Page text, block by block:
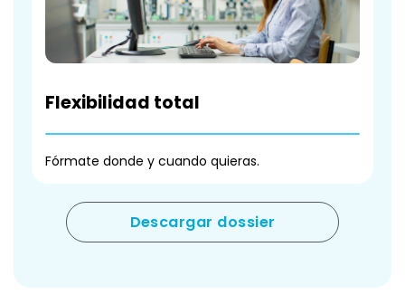
Flexibilidad total
Fórmate donde y cuando quieras.
Descargar dossier